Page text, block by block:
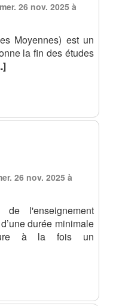
mer. 26 nov. 2025 à
Moyennes) est un
la fin des études
26 nov. 2025 à
l'enseignement
durée minimale
à la fois un